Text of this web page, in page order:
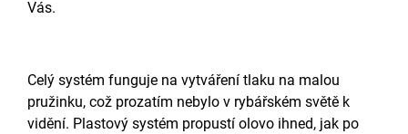
Vás.
Celý systém funguje na vytváření tlaku na malou
pružinku, což prozatím nebylo v rybářském světě k
vidění. Plastový systém propustí olovo ihned, jak po